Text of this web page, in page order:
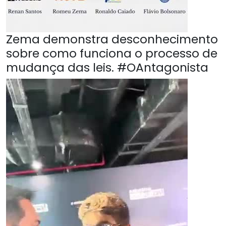
Zema demonstra desconhecimento
sobre como funciona o processo de
mudança das leis. #OAntagonista